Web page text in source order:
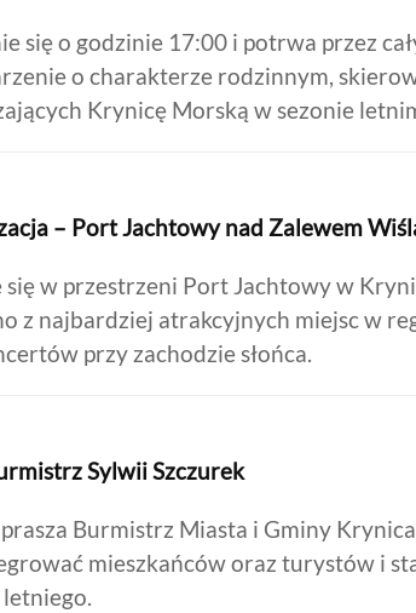
się o godzinie 17:00 i potrwa przez
o charakterze rodzinnym,
Krynicę Morską w sezonie
– Port Jachtowy nad Zalewem
w przestrzeni Port Jachtowy w
z najbardziej atrakcyjnych miejsc w
przy zachodzie słońca.
Sylwii Szczurek
Burmistrz Miasta i Gminy
mieszkańców oraz turystów i